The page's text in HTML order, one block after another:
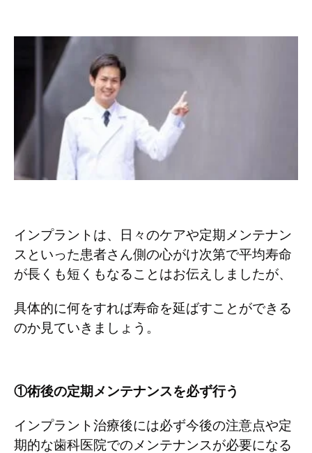
インプラントは、日々のケアや定期メンテナン
スといった患者さん側の心がけ次第で平均寿命
が長くも短くもなることはお伝えしましたが、
具体的に何をすれば寿命を延ばすことができる
のか見ていきましょう。
①術後の定期メンテナンスを必ず行う
インプラント治療後には必ず今後の注意点や定
期的な歯科医院でのメンテナンスが必要になる